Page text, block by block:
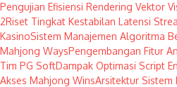
Pengujian Efisiensi Rendering Vektor
2Riset Tingkat Kestabilan Latensi
KasinoSistem Manajemen Algoritma
Mahjong WaysPengembangan Fitur
Tim PG SoftDampak Optimasi Script
Akses Mahjong WinsArsitektur Sistem